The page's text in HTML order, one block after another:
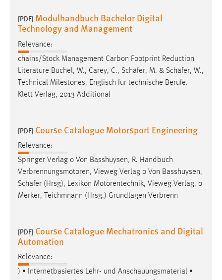
[PDF] Modulhandbuch Bachelor Digital
Technology and Management
Relevance:
chains/Stock Management Carbon Footprint Reduction
Literature Büchel, W., Carey, C., Schäfer, M. & Schäfer, W.,
Technical Milestones. Englisch für technische Berufe.
Klett Verlag, 2013 Additional
[PDF] Course Catalogue Motorsport Engineering
Relevance:
Springer Verlag o Von Basshuysen, R. Handbuch
Verbrennungsmotoren, Vieweg Verlag o Von Basshuysen,
Schäfer (Hrsg), Lexikon Motorentechnik, Vieweg Verlag, o
Merker, Teichmnann (Hrsg.) Grundlagen Verbrenn
[PDF] Course Catalogue Mechatronics and Digital
Automation
Relevance:
) • Internetbasiertes Lehr- und Anschauungsmaterial •